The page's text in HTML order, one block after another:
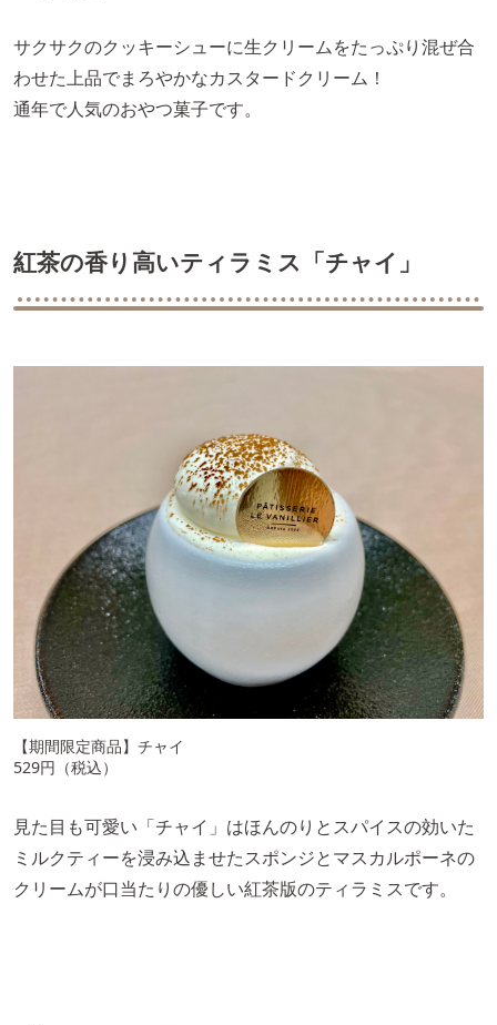
サクサクのクッキーシューに生クリームをたっぷり混ぜ合
わせた上品でまろやかなカスタードクリーム！
通年で人気のおやつ菓子です。
紅茶の香り高いティラミス「チャイ」
【期間限定商品】チャイ
529円（税込）
見た目も可愛い「チャイ」はほんのりとスパイスの効いた
ミルクティーを浸み込ませたスポンジとマスカルポーネの
クリームが口当たりの優しい紅茶版のティラミスです。